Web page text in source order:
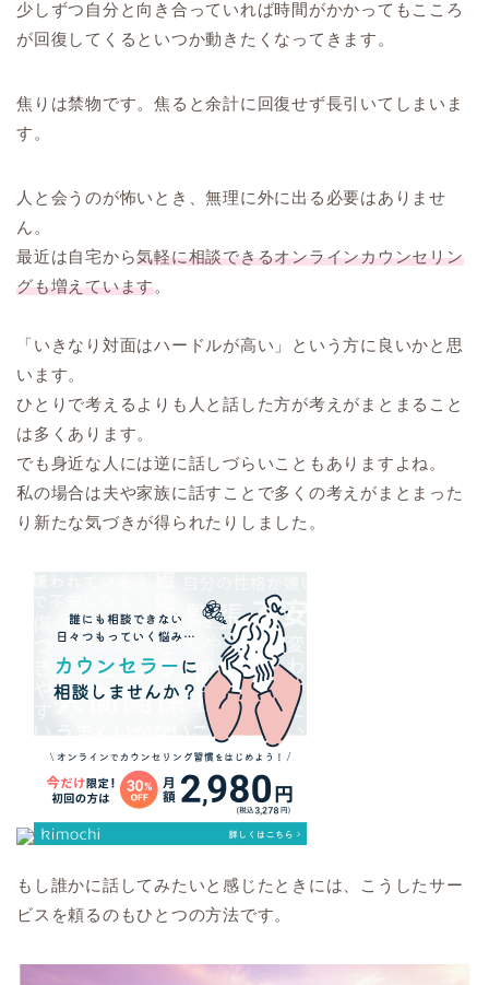
少しずつ自分と向き合っていれば時間がかかってもこころ
が回復してくるといつか動きたくなってきます。
焦りは禁物です。焦ると余計に回復せず長引いてしまいま
す。
人と会うのが怖いとき、無理に外に出る必要はありませ
ん。
最近は自宅から気軽に相談できるオンラインカウンセリン
グも増えています。
「いきなり対面はハードルが高い」という方に良いかと思
います。
ひとりで考えるよりも人と話した方が考えがまとまること
は多くあります。
でも身近な人には逆に話しづらいこともありますよね。
私の場合は夫や家族に話すことで多くの考えがまとまった
り新たな気づきが得られたりしました。
もし誰かに話してみたいと感じたときには、こうしたサー
ビスを頼るのもひとつの方法です。